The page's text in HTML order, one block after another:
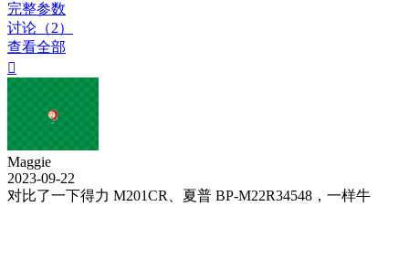
完整参数
讨论（2）
查看全部

Maggie
2023-09-22
对比了一下得力 M201CR、夏普 BP-M22R34548，一样牛